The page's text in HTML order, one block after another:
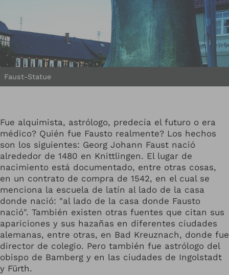
Faust-Statue
Fue alquimista, astrólogo, predecía el futuro o era
médico? Quién fue Fausto realmente? Los hechos
son los siguientes: Georg Johann Faust nació
alrededor de 1480 en Knittlingen. El lugar de
nacimiento está documentado, entre otras cosas,
en un contrato de compra de 1542, en el cual se
menciona la escuela de latín al lado de la casa
donde nació: "al lado de la casa donde Fausto
nació". También existen otras fuentes que citan sus
apariciones y sus hazañas en diferentes ciudades
alemanas, entre otras, en Bad Kreuznach, donde fue
director de colegio. Pero también fue astrólogo del
obispo de Bamberg y en las ciudades de Ingolstadt
y Fürth.